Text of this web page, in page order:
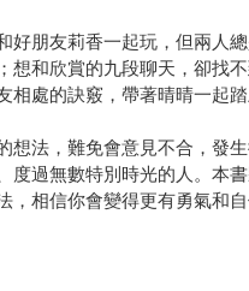
朋友莉香一起玩，但兩人
想和欣賞的九段聊天，卻
處的訣竅，帶著晴晴一起踏
法，難免會意見不合，發
過無數特別時光的人。本
相信你會變得更有勇氣和